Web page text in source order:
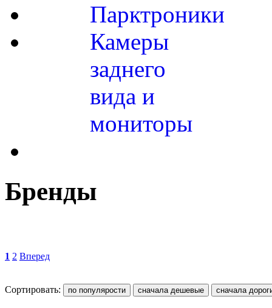
Парктроники
Камеры
заднего
вида и
мониторы
Бренды
1 2 Вперед
Сортировать: